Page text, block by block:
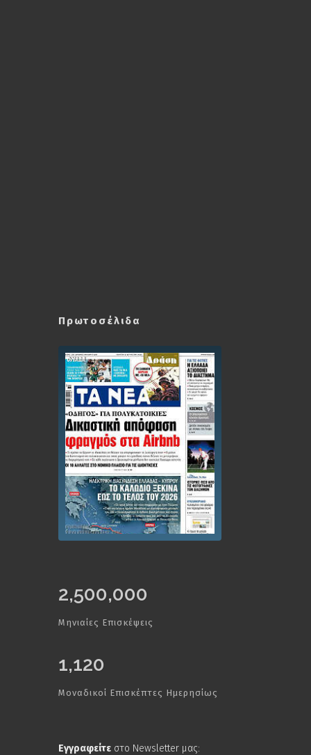
Πρωτοσέλιδα
2,500,000
Μηνιαίες Επισκέψεις
1,120
Μοναδικοί Επισκέπτες Ημερησίως
Εγγραφείτε στο Newsletter μας: